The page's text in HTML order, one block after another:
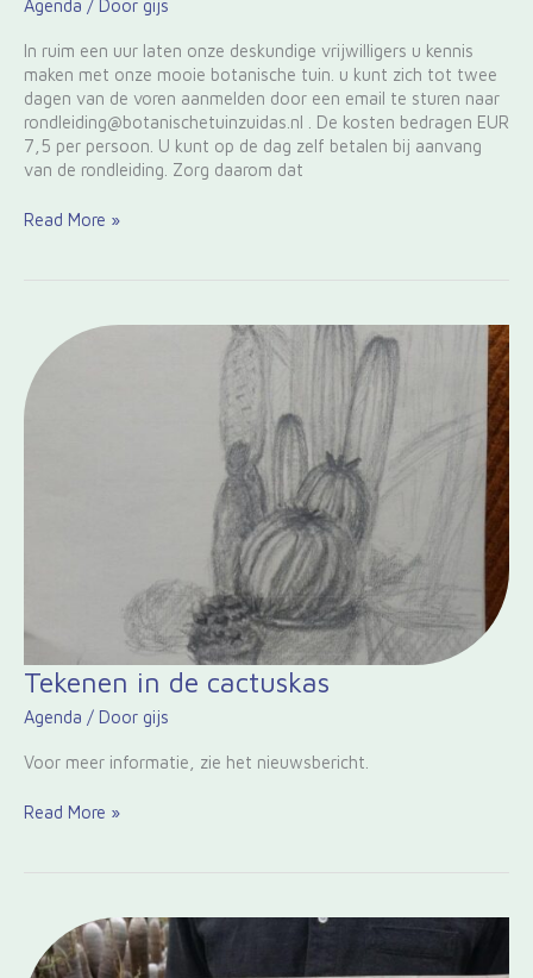
Agenda / Door gijs
In ruim een uur laten onze deskundige vrijwilligers u kennis
maken met onze mooie botanische tuin. u kunt zich tot twee
dagen van de voren aanmelden door een email te sturen naar
rondleiding@botanischetuinzuidas.nl . De kosten bedragen EUR
7,5 per persoon. U kunt op de dag zelf betalen bij aanvang
van de rondleiding. Zorg daarom dat
Read More »
Tekenen in de cactuskas
Agenda / Door gijs
Voor meer informatie, zie het nieuwsbericht.
Tekenen
in
de
Read More »